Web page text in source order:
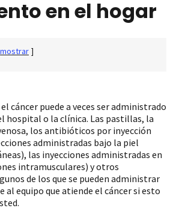
en el hogar
mostrar ]
cáncer puede a veces ser administrado
hospital o la clínica. Las pastillas, la
los antibióticos por inyección
administradas bajo la piel
las inyecciones administradas en
intramusculares) y otros
de los que se pueden administrar
al equipo que atiende el cáncer si esto